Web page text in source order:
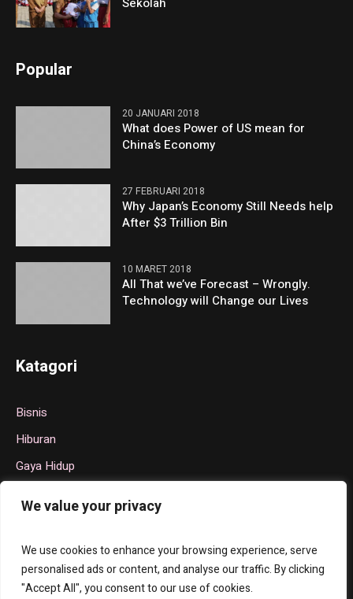
We value your privacy
We use cookies to enhance your browsing experience, serve
personalised ads or content, and analyse our traffic. By clicking
"Accept All", you consent to our use of cookies.
Sekolah
Popular
20 JANUARI 2018
What does Power of US mean for
China’s Economy
27 FEBRUARI 2018
Why Japan’s Economy Still Needs help
After $3 Trillion Bin
10 MARET 2018
All That we’ve Forecast – Wrongly.
Technology will Change our Lives
Katagori
Bisnis
Hiburan
Gaya Hidup
Olahraga